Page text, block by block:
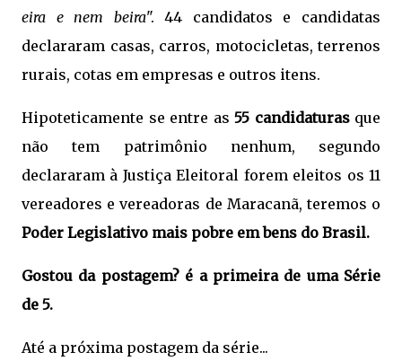
eira e nem beira". 44 candidatos e candidatas
declararam casas, carros, motocicletas, terrenos
rurais, cotas em empresas e outros itens.
Hipoteticamente se entre as 55 candidaturasque
não tem patrimônio nenhum, segundo
declararam à Justiça Eleitoral forem eleitos os 11
vereadores e vereadoras de Maracanã, teremos o
Poder Legislativo mais pobre em bens do Brasil.
Gostou da postagem? é a primeira de uma Série
de 5.
Até a próxima postagem da série...